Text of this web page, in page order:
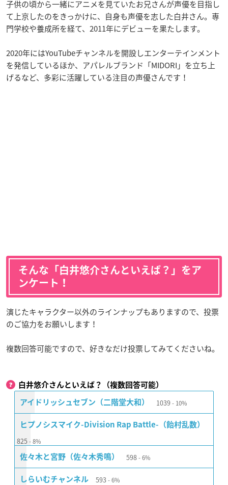
子供の頃から一緒にアニメを見ていたお兄さんが声優を目指し
て上京したのをきっかけに、自身も声優を志した白井さん。専
門学校や養成所を経て、2011年にデビューを果たします。
2020年にはYouTubeチャンネルを開設しエンターテインメント
を発信しているほか、アパレルブランド「MIDORI」を立ち上
げるなど、多彩に活躍している注目の声優さんです！
そんな「白井悠介さんといえば？」をア
ンケート！
演じたキャラクター以外のラインナップもありますので、投票
のご協力をお願いします！
複数回答可能ですので、好きなだけ投票してみてくださいね。
白井悠介さんといえば？（複数回答可能）
アイドリッシュセブン（二階堂大和） 1039 10%
ヒプノシスマイク-Division Rap Battle-（飴村乱数）
825 8%
佐々木と宮野（佐々木秀鳴） 598 6%
しらいむチャンネル 593 6%